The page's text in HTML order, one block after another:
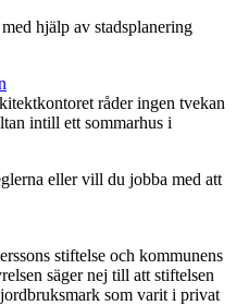
hjälp av stadsplanering
råder ingen tvekan
intill ett sommarhus i
eller vill du jobba med att
stiftelse och kommunens
säger nej till att stiftelsen
som varit i privat